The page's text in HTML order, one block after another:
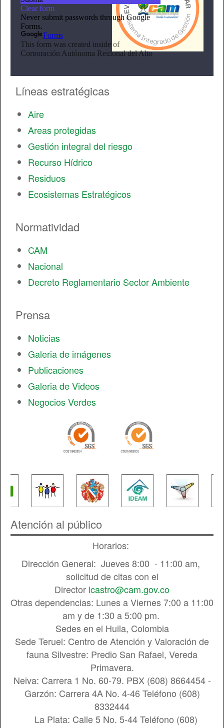
Líneas estratégicas
Aire
Areas protegidas
Gestión integral del riesgo
Recurso Hídrico
Residuos
Ecosistemas Estratégicos
Normatividad
CAM
Nacional
Decreto Reglamentario Sector Ambiente
Prensa
Noticias
Galeria de imágenes
Publicaciones
Galeria de Videos
Negocios Verdes
Atención al público
Horarios:
Dirección General: Jueves 8:00 - 11:00 am,
solicitud de citas con el
Director lcastro@cam.gov.co
Otras dependencias: Lunes a Viernes 7:00 a 11:00
am y de 1:30 a 5:00 pm.
Sedes en el Huila, Colombia
Sede Teruel: Centro de Atención y Valoración de
fauna Silvestre: Predio San Rafael, Vereda
Primavera.
Neiva: Carrera 1 No. 60-79. PBX (608) 8664454 -
Garzón: Carrera 4A No. 4-46 Teléfono (608)
8332444
La Plata: Calle 5 No. 5-44 Teléfono (608)